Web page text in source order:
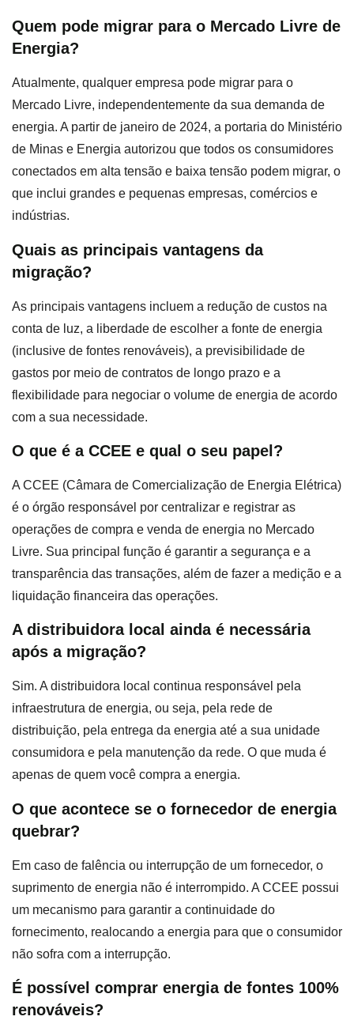
Quem pode migrar para o Mercado Livre de
Energia?
Atualmente, qualquer empresa pode migrar para o
Mercado Livre, independentemente da sua demanda de
energia. A partir de janeiro de 2024, a portaria do Ministério
de Minas e Energia autorizou que todos os consumidores
conectados em alta tensão e baixa tensão podem migrar, o
que inclui grandes e pequenas empresas, comércios e
indústrias.
Quais as principais vantagens da
migração?
As principais vantagens incluem a redução de custos na
conta de luz, a liberdade de escolher a fonte de energia
(inclusive de fontes renováveis), a previsibilidade de
gastos por meio de contratos de longo prazo e a
flexibilidade para negociar o volume de energia de acordo
com a sua necessidade.
O que é a CCEE e qual o seu papel?
A CCEE (Câmara de Comercialização de Energia Elétrica)
é o órgão responsável por centralizar e registrar as
operações de compra e venda de energia no Mercado
Livre. Sua principal função é garantir a segurança e a
transparência das transações, além de fazer a medição e a
liquidação financeira das operações.
A distribuidora local ainda é necessária
após a migração?
Sim. A distribuidora local continua responsável pela
infraestrutura de energia, ou seja, pela rede de
distribuição, pela entrega da energia até a sua unidade
consumidora e pela manutenção da rede. O que muda é
apenas de quem você compra a energia.
O que acontece se o fornecedor de energia
quebrar?
Em caso de falência ou interrupção de um fornecedor, o
suprimento de energia não é interrompido. A CCEE possui
um mecanismo para garantir a continuidade do
fornecimento, realocando a energia para que o consumidor
não sofra com a interrupção.
É possível comprar energia de fontes 100%
renováveis?